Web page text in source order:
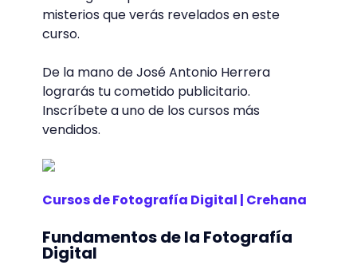
misterios que verás revelados en este
curso.
De la mano de José Antonio Herrera
lograrás tu cometido publicitario.
Inscríbete a uno de los cursos más
vendidos.
Cursos de Fotografía Digital | Crehana
Fundamentos de la Fotografía
Digital